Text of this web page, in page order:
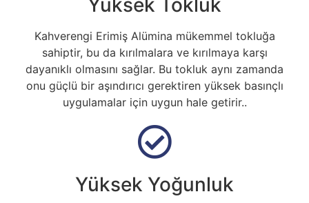
Kahverengi Erimiş Alümina mükemmel tokluğa
sahiptir, bu da kırılmalara ve kırılmaya karşı
dayanıklı olmasını sağlar. Bu tokluk aynı zamanda
onu güçlü bir aşındırıcı gerektiren yüksek basınçlı
uygulamalar için uygun hale getirir..
Yüksek Yoğunluk